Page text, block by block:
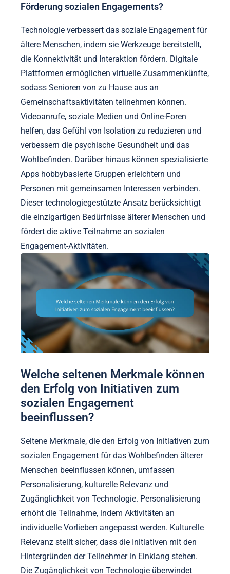
Förderung sozialen Engagements?
Technologie verbessert das soziale Engagement für
ältere Menschen, indem sie Werkzeuge bereitstellt,
die Konnektivität und Interaktion fördern. Digitale
Plattformen ermöglichen virtuelle Zusammenkünfte,
sodass Senioren von zu Hause aus an
Gemeinschaftsaktivitäten teilnehmen können.
Videoanrufe, soziale Medien und Online-Foren
helfen, das Gefühl von Isolation zu reduzieren und
verbessern die psychische Gesundheit und das
Wohlbefinden. Darüber hinaus können spezialisierte
Apps hobbybasierte Gruppen erleichtern und
Personen mit gemeinsamen Interessen verbinden.
Dieser technologiegestützte Ansatz berücksichtigt
die einzigartigen Bedürfnisse älterer Menschen und
fördert die aktive Teilnahme an sozialen
Engagement-Aktivitäten.
Welche seltenen Merkmale können
den Erfolg von Initiativen zum
sozialen Engagement
beeinflussen?
Seltene Merkmale, die den Erfolg von Initiativen zum
sozialen Engagement für das Wohlbefinden älterer
Menschen beeinflussen können, umfassen
Personalisierung, kulturelle Relevanz und
Zugänglichkeit von Technologie. Personalisierung
erhöht die Teilnahme, indem Aktivitäten an
individuelle Vorlieben angepasst werden. Kulturelle
Relevanz stellt sicher, dass die Initiativen mit den
Hintergründen der Teilnehmer in Einklang stehen.
Die Zugänglichkeit von Technologie überwindet